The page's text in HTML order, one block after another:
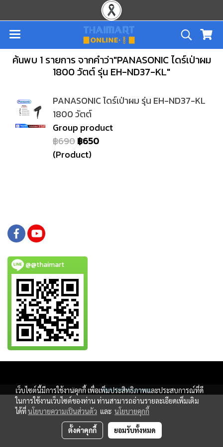
ค้นพบ 1 รายการ จากคำว่า"PANASONIC ไดร์เป่าผม
1800 วัตต์ รุ่น EH-ND37-KL"
PANASONIC ไดร์เป่าผม รุ่น EH-ND37-KL
1800 วัตต์
Group product
฿690฿650
(Product)
@@thaimart
Powered byMakeWebEasy.com
เว็บไซต์นี้มีการใช้งานคุกกี้ เพื่อเพิ่มประสิทธิภาพและประสบการณ์ที่ดี
ในการใช้งานเว็บไซต์ของท่าน ท่านสามารถอ่านรายละเอียดเพิ่มเติม
ได้ที่นโยบายความเป็นส่วนตัว และ นโยบายคุกกี้
ตั้งค่าคุกกี้ ยอมรับทั้งหมด